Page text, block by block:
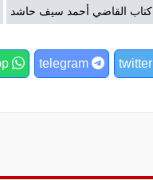
كتاب القاضي أحمد سيف حاشد